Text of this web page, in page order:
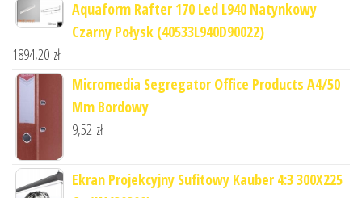
Aquaform Rafter 170 Led L940 Natynkowy
Czarny Połysk (40533L940D90022)
1894,20 zł
Micromedia Segregator Office Products A4/50
Mm Bordowy
9,52 zł
Ekran Projekcyjny Sufitowy Kauber 4:3 300X225